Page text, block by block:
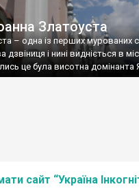
Златоуста
– одна із перших мурованих
і нині видніється в
це була висотна домінанта
сайт “Україна